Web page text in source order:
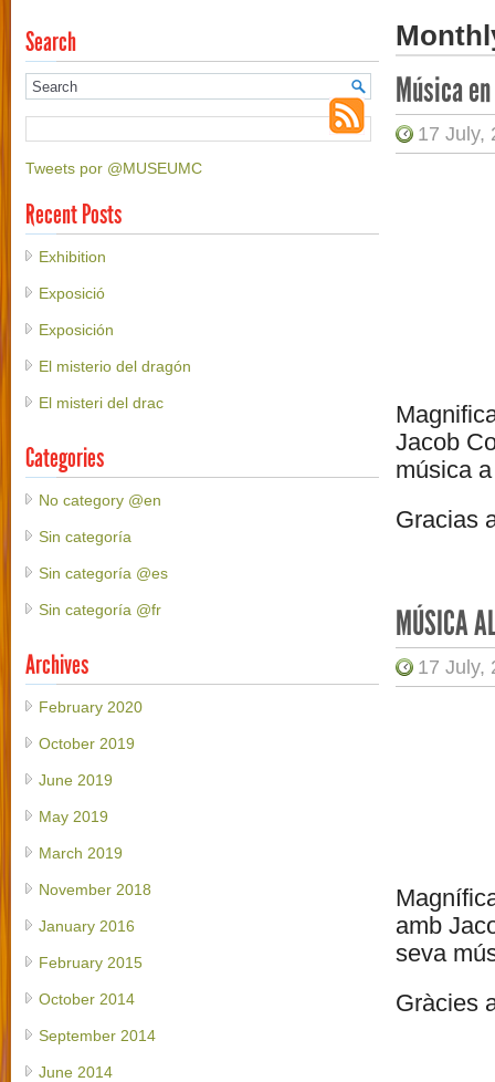
Música
17 July,
Jacob
música
Gracias
MÚSICA
17 July,
amb
seva
Gràcies
Search
Tweets por @MUSEUMC
Recent Posts
Exhibition
Exposició
Exposición
El misterio del dragón
El misteri del drac
Categories
No category @en
Sin categoría
Sin categoría @es
Sin categoría @fr
Archives
February 2020
October 2019
June 2019
May 2019
March 2019
November 2018
January 2016
February 2015
October 2014
September 2014
June 2014